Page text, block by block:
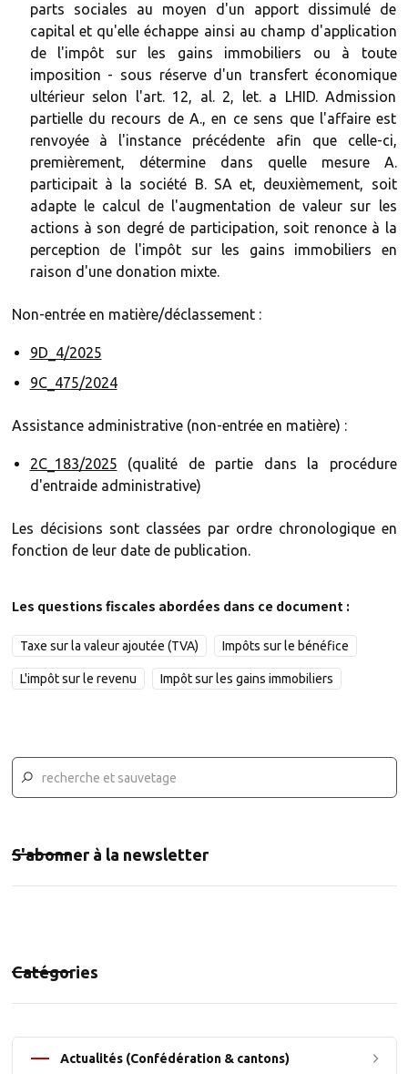
parts sociales au moyen d'un apport dissimulé de
capital et qu'elle échappe ainsi au champ d'application
de l'impôt sur les gains immobiliers ou à toute
imposition - sous réserve d'un transfert économique
ultérieur selon l'art. 12, al. 2, let. a LHID. Admission
partielle du recours de A., en ce sens que l'affaire est
renvoyée à l'instance précédente afin que celle-ci,
premièrement, détermine dans quelle mesure A.
participait à la société B. SA et, deuxièmement, soit
adapte le calcul de l'augmentation de valeur sur les
actions à son degré de participation, soit renonce à la
perception de l'impôt sur les gains immobiliers en
raison d'une donation mixte.
Non-entrée en matière/déclassement :
9D_4/2025
9C_475/2024
Assistance administrative (non-entrée en matière) :
2C_183/2025 (qualité de partie dans la procédure
d'entraide administrative)
Les décisions sont classées par ordre chronologique en
fonction de leur date de publication.
Les questions fiscales abordées dans ce document :
Taxe sur la valeur ajoutée (TVA) Impôts sur le bénéfice
L'impôt sur le revenu Impôt sur les gains immobiliers
S'abonner à la newsletter
Catégories
Actualités (Confédération & cantons)